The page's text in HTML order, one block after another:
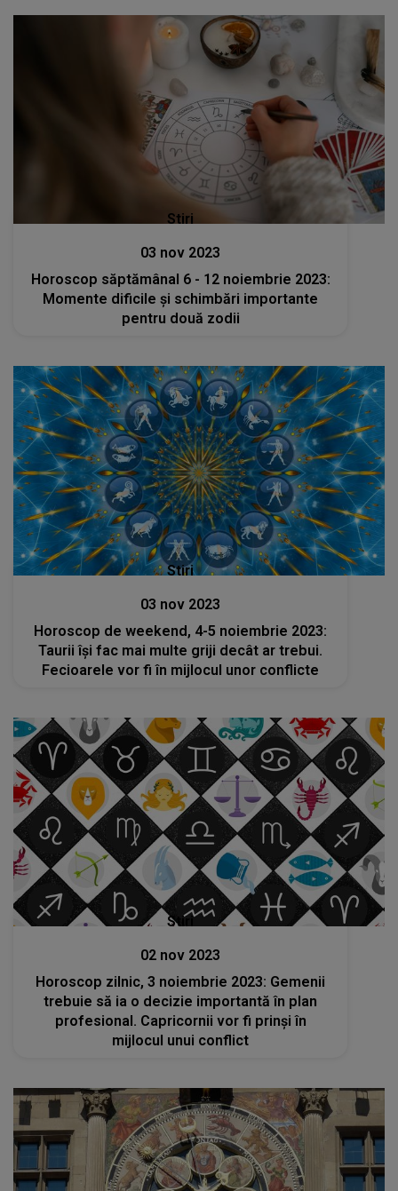
Stiri
03 nov 2023
Horoscop săptămânal 6 - 12 noiembrie 2023:
Momente dificile și schimbări importante
pentru două zodii
Stiri
03 nov 2023
Horoscop de weekend, 4-5 noiembrie 2023:
Taurii își fac mai multe griji decât ar trebui.
Fecioarele vor fi în mijlocul unor conflicte
Stiri
02 nov 2023
Horoscop zilnic, 3 noiembrie 2023: Gemenii
trebuie să ia o decizie importantă în plan
profesional. Capricornii vor fi prinși în
mijlocul unui conflict